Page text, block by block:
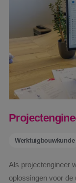
Werktuigbouwkunde
Als projectengineer
oplossingen voor de